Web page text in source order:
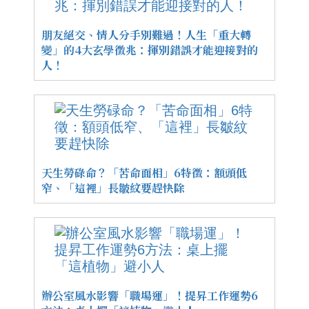
朋友絕交、情人分手別難過！人生「重大轉
變」的4大玄學徵兆：揮別錯誤才能迎接對的
人！
天生勞碌命？「苦命面相」6特徵：額頭低
窄、「這裡」長皺紋要趕快除
辦公室風水影響「職場運」！提昇工作運勢6